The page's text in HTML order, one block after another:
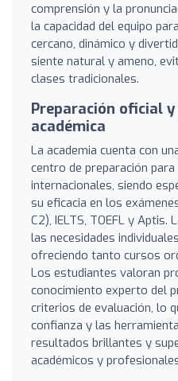
comprensión y la
la capacidad del equipo
cercano, dinámico y
siente natural y ameno,
clases tradicionales.
Preparación oficial y
académica
La academia cuenta con
centro de preparación
internacionales, siendo
su eficacia en los
C2), IELTS, TOEFL y
las necesidades
ofreciendo tanto cursos
Los estudiantes valoran
conocimiento experto del
criterios de evaluación, lo
confianza y las
resultados brillantes y
académicos y